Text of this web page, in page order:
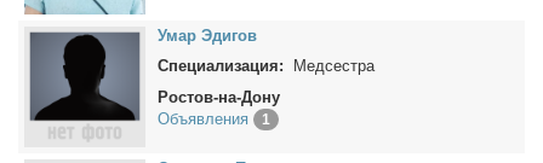
Умар Эди­гов
Специализация: Медсестра
Ростов-на-Дону
Объявления
1